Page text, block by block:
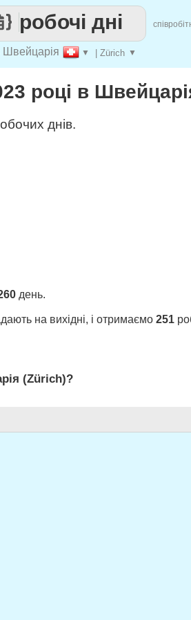
Швейцарія ▼ | Zürich ▼
робочі дні
році в
днів.
день.
на вихідні, і отримаємо 251
(Zürich)?